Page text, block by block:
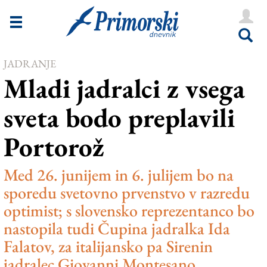
Novice
Goriška
Kultura
Šport
Še
Vreme
V Kioskih
Uredništvo
Oglasi
JADRANJE
Mladi jadralci z vsega
sveta bodo preplavili
Portorož
Med 26. junijem in 6. julijem bo na
sporedu svetovno prvenstvo v razredu
optimist; s slovensko reprezentanco bo
nastopila tudi Čupina jadralka Ida
Falatov, za italijansko pa Sirenin